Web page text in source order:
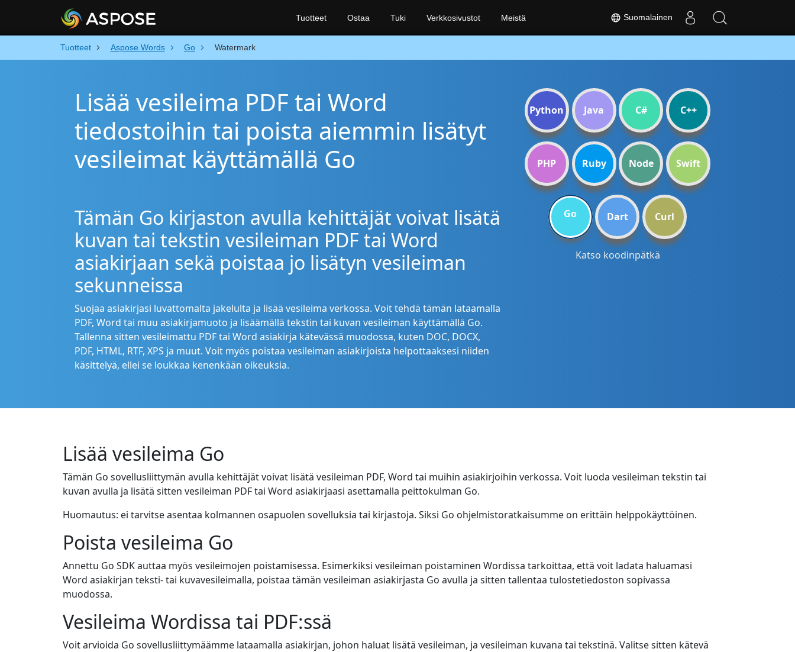
Tuotteet Aspose.Words Go Watermark
Lisää vesileima PDF tai Word
tiedostoihin tai poista aiemmin lisätyt
vesileimat käyttämällä Go
Tämän Go kirjaston avulla kehittäjät voivat lisätä
kuvan tai tekstin vesileiman PDF tai Word
asiakirjaan sekä poistaa jo lisätyn vesileiman
sekunneissa
Suojaa asiakirjasi luvattomalta jakelulta ja lisää vesileima verkossa. Voit tehdä tämän lataamalla
PDF, Word tai muu asiakirjamuoto ja lisäämällä tekstin tai kuvan vesileiman käyttämällä Go.
Tallenna sitten vesileimattu PDF tai Word asiakirja kätevässä muodossa, kuten DOC, DOCX,
PDF, HTML, RTF, XPS ja muut. Voit myös poistaa vesileiman asiakirjoista helpottaaksesi niiden
käsittelyä, ellei se loukkaa kenenkään oikeuksia.
Python Java C# C++
PHP Ruby Node Swift
Go Dart Curl
Katso koodinpätkä
Lisää vesileima Go
Tämän Go sovellusliittymän avulla kehittäjät voivat lisätä vesileiman PDF, Word tai muihin asiakirjoihin verkossa. Voit luoda vesileiman tekstin tai
kuvan avulla ja lisätä sitten vesileiman PDF tai Word asiakirjaasi asettamalla peittokulman Go.
Huomautus: ei tarvitse asentaa kolmannen osapuolen sovelluksia tai kirjastoja. Siksi Go ohjelmistoratkaisumme on erittäin helppokäyttöinen.
Poista vesileima Go
Annettu Go SDK auttaa myös vesileimojen poistamisessa. Esimerkiksi vesileiman poistaminen Wordissa tarkoittaa, että voit ladata haluamasi
Word asiakirjan teksti- tai kuvavesileimalla, poistaa tämän vesileiman asiakirjasta Go avulla ja sitten tallentaa tulostetiedoston sopivassa
muodossa.
Vesileima Wordissa tai PDF:ssä
Voit arvioida Go sovellusliittymäämme lataamalla asiakirjan, johon haluat lisätä vesileiman, ja vesileiman kuvana tai tekstinä. Valitse sitten kätevä
Suomalainen
Tuotteet Ostaa Tuki Verkkosivustot Meistä